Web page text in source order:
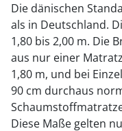
Die dänischen
als in Deutschland.
1,80 bis 2,00 m. Die
aus nur einer
1,80 m, und bei
90 cm durchaus
Diese Maße gelten